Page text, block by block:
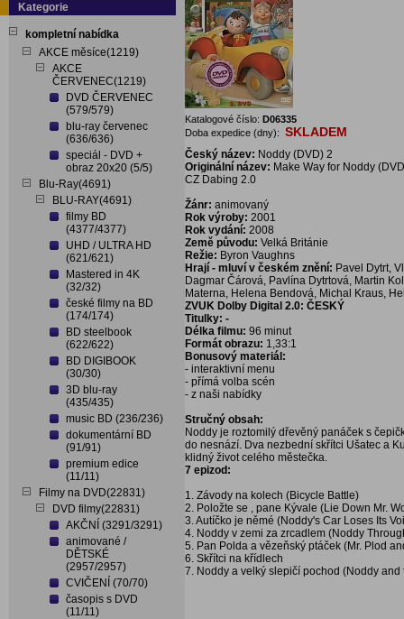
Kategorie
kompletní nabídka
AKCE měsíce(1219)
AKCE
ČERVENEC(1219)
DVD ČERVENEC
(579/579)
blu-ray červenec
(636/636)
speciál - DVD +
obraz 20x20 (5/5)
Blu-Ray(4691)
BLU-RAY(4691)
filmy BD
(4377/4377)
UHD / ULTRA HD
(621/621)
Mastered in 4K
(32/32)
české filmy na BD
(174/174)
BD steelbook
(622/622)
BD DIGIBOOK
(30/30)
3D blu-ray
(435/435)
music BD (236/236)
dokumentární BD
(91/91)
premium edice
(11/11)
Filmy na DVD(22831)
DVD filmy(22831)
AKČNÍ (3291/3291)
animované /
DĚTSKÉ
(2957/2957)
CVIČENÍ (70/70)
časopis s DVD
(11/11)
Katalogové číslo: D06335
Doba expedice (dny): SKLADEM
Český název: Noddy (DVD) 2
Originální název: Make Way for Noddy
CZ Dabing 2.0
Žánr: animovaný
Rok výroby: 2001
Rok vydání: 2008
Země původu: Velká Británie
Režie: Byron Vaughns
Hrají - mluví v českém znění: Pavel Dytrt,
Dagmar Čárová, Pavlína Dytrtová, Martin
Materna, Helena Bendová, Michal Kraus,
ZVUK Dolby Digital 2.0: ČESKÝ
Titulky: -
Délka filmu: 96 minut
Formát obrazu: 1,33:1
Bonusový materiál:
- interaktivní menu
- přímá volba scén
- z naši nabídky
Stručný obsah:
Noddy je roztomilý dřevěný panáček s
do nesnází. Dva nezbední skřítci Ušatec a
klidný život celého městečka.
7 epizod:
1. Závody na kolech (Bicycle Battle)
2. Položte se , pane Kývale (Lie Down Mr.
3. Autíčko je němé (Noddy's Car Loses Its
4. Noddy v zemi za zrcadlem (Noddy
5. Pan Polda a vězeňský ptáček (Mr. Plod
6. Skřítci na křídlech
7. Noddy a velký slepičí pochod (Noddy